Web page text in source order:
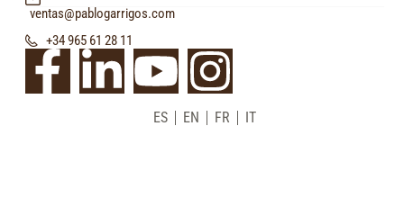
ventas@pablogarrigos.com
+34 965 61 28 11
ES EN FR IT